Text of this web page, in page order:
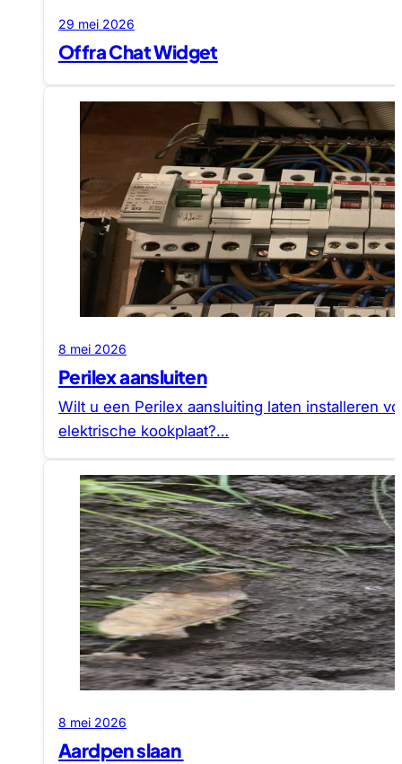
29 mei 2026
Offra Chat Widget
8 mei 2026
Perilex aansluiten
Wilt u een Perilex aansluiting laten installeren
elektrische kookplaat?…
8 mei 2026
Aardpen slaan